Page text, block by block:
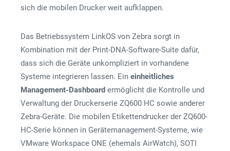
sich die mobilen Drucker weit aufklappen.
Das Betriebssystem LinkOS von Zebra sorgt in
Kombination mit der Print-DNA-Software-Suite dafür,
dass sich die Geräte unkompliziert in vorhandene
Systeme integrieren lassen. Ein einheitliches
Management-Dashboard ermöglicht die Kontrolle und
Verwaltung der Druckerserie ZQ600 HC sowie anderer
Zebra-Geräte. Die mobilen Etikettendrucker der ZQ600-
HC-Serie können in Gerätemanagement-Systeme, wie
VMware Workspace ONE (ehemals AirWatch), SOTI